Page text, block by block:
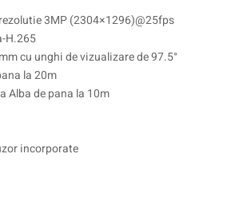
3MP (2304×1296)@25fps
H.265
cu unghi de vizualizare de 97.5°
la 20m
Alba de pana la 10m
incorporate